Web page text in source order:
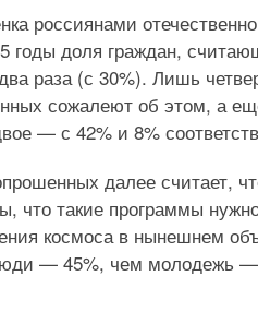
россиянами
годы доля граждан,
раза (с 30%). Лишь
сожалеют об этом, а
— с 42% и 8%
далее считает,
что такие программы
космоса в нынешнем
— 45%, чем молодежь